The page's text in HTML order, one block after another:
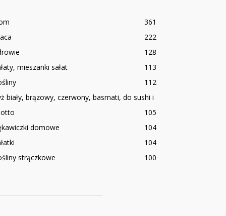
361
222
128
mieszanki sałat
113
112
biały, brązowy, czerwony, basmati, do sushi i
105
domowe
104
104
strączkowe
100